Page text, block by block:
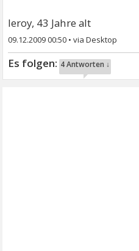
leroy, 43 Jahre alt
09.12.2009 00:50 •
4 Antworten ↓